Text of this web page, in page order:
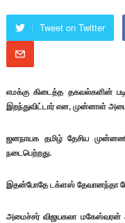
Tweet on Twitter
எமக்கு கிடைத்த தகவல்களின்
இறந்துவிட்டார் என, முன்னாள்
ஜனநாயக தமிழ் தேசிய
நடைபெற்றது.
இதன்போதே டக்ளஸ் தேவானந்தா
அமைச்சர் விஜயகலா